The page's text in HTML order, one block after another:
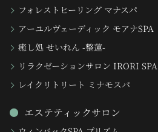
フォレストヒーリング マナスパ
アーユルヴェーディック モアナSPA
癒し処 せいれん -整蓮-
リラクゼーションサロン IRORI SPA
レイクリトリート ミナモスパ
エステティックサロン